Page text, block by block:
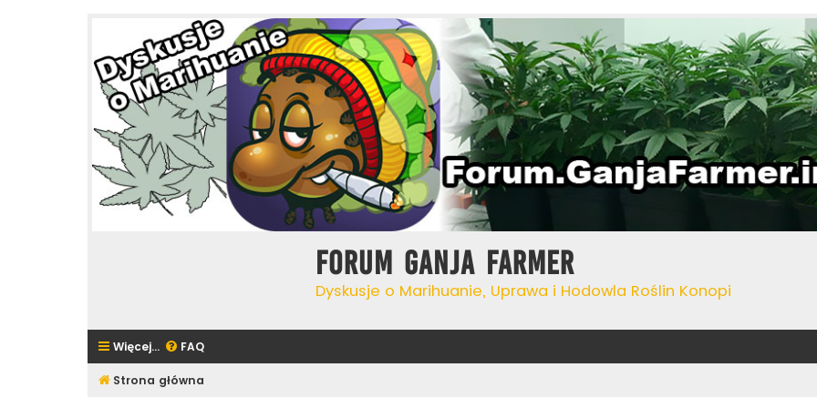
Forum Ganja Farmer
Dyskusje o Marihuanie, Uprawa i Hodowla Roślin Konopi
Więcej… FAQ
Strona główna